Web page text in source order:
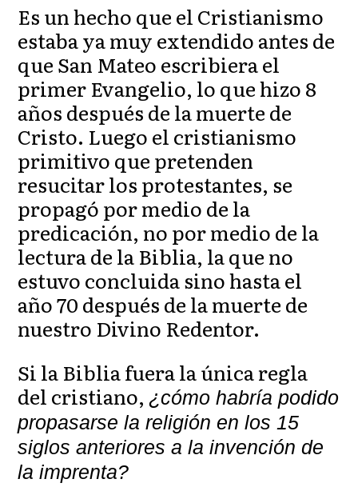
Es un hecho que el Cristianismo
estaba ya muy extendido antes de
que San Mateo escribiera el
primer Evangelio, lo que hizo 8
años después de la muerte de
Cristo. Luego el cristianismo
primitivo que pretenden
resucitar los protestantes, se
propagó por medio de la
predicación, no por medio de la
lectura de la Biblia, la que no
estuvo concluida sino hasta el
año 70 después de la muerte de
nuestro Divino Redentor.
Si la Biblia fuera la única regla
del cristiano,¿cómo habría podido
propasarse la religión en los 15
siglos anteriores a la invención de
la imprenta?